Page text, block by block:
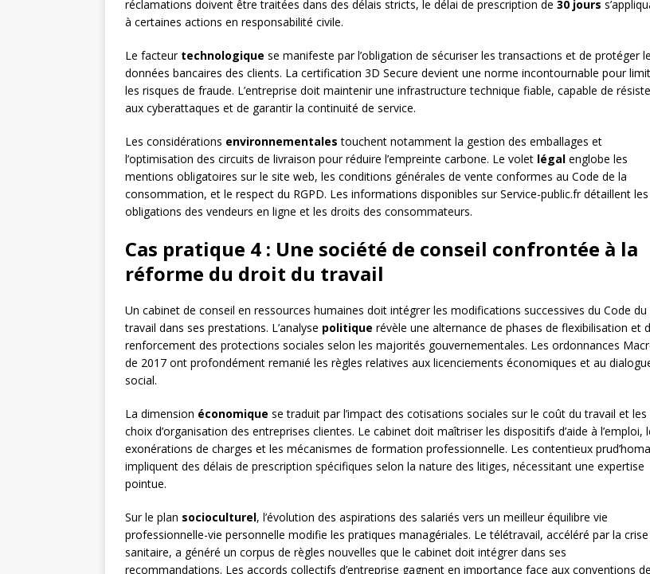
réclamations doivent être traitées dans des délais stricts, le délai de prescription de 30 jours
à certaines actions en responsabilité civile.
Le facteur technologique se manifeste par l’obligation de sécuriser les transactions et de protéger
données bancaires des clients. La certification 3D Secure devient une norme incontournable pour
les risques de fraude. L’entreprise doit maintenir une infrastructure technique fiable, capable de
aux cyberattaques et de garantir la continuité de service.
Les considérations environnementales touchent notamment la gestion des emballages et
l’optimisation des circuits de livraison pour réduire l’empreinte carbone. Le volet légal englobe les
mentions obligatoires sur le site web, les conditions générales de vente conformes au Code de la
consommation, et le respect du RGPD. Les informations disponibles sur Service-public.fr détaillent les
obligations des vendeurs en ligne et les droits des consommateurs.
Cas pratique 4 : Une société de conseil confrontée à la
réforme du droit du travail
Un cabinet de conseil en ressources humaines doit intégrer les modifications successives du Code du
travail dans ses prestations. L’analyse politique révèle une alternance de phases de flexibilisation et
renforcement des protections sociales selon les majorités gouvernementales. Les ordonnances
de 2017 ont profondément remanié les règles relatives aux licenciements économiques et au
social.
La dimension économique se traduit par l’impact des cotisations sociales sur le coût du travail et les
choix d’organisation des entreprises clientes. Le cabinet doit maîtriser les dispositifs d’aide à l’emploi,
exonérations de charges et les mécanismes de formation professionnelle. Les contentieux
impliquent des délais de prescription spécifiques selon la nature des litiges, nécessitant une expertise
pointue.
Sur le plan socioculturel, l’évolution des aspirations des salariés vers un meilleur équilibre vie
professionnelle-vie personnelle modifie les pratiques managériales. Le télétravail, accéléré par la crise
sanitaire, a généré un corpus de règles nouvelles que le cabinet doit intégrer dans ses
recommandations. Les accords collectifs d’entreprise gagnent en importance face aux conventions de